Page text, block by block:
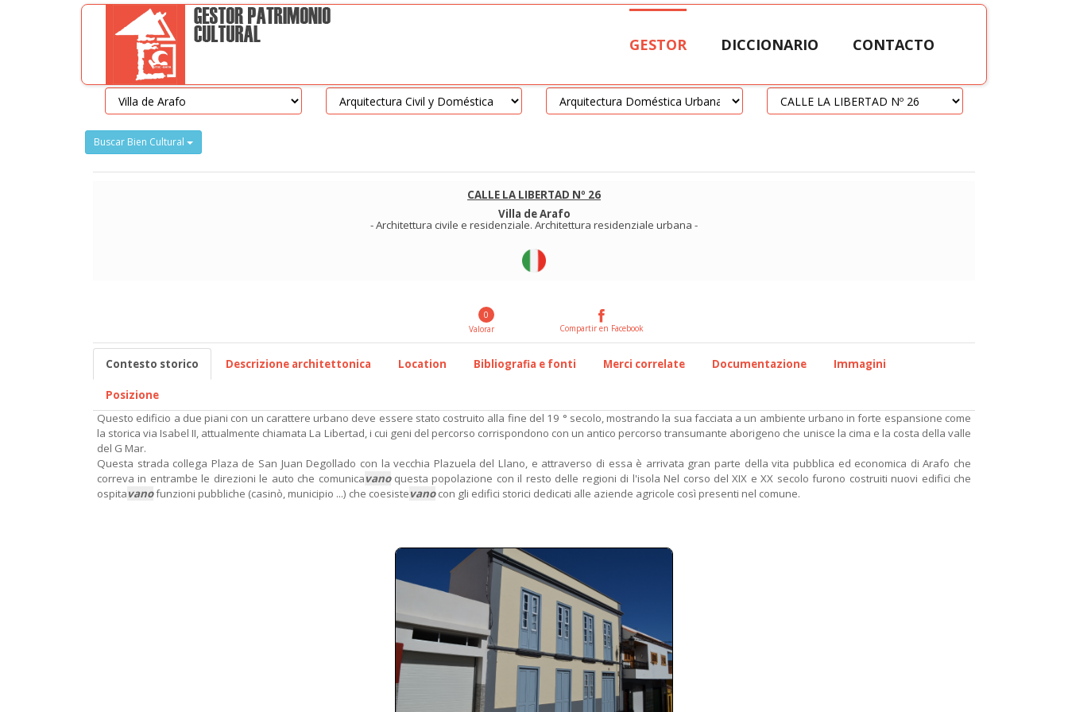
GESTOR DICCIONARIO CONTACTO
Buscar Bien Cultural
CALLE LA LIBERTAD Nº 26
Villa de Arafo
-Architettura civile e residenziale. Architettura residenziale urbana -
0
Valorar
Compartir en Facebook
Contesto storico Descrizione architettonica Location Bibliografia e fonti Merci correlate Documentazione Immagini
Posizione
Questo edificio a due piani con un carattere urbano deve essere stato costruito alla fine del 19 ° secolo, mostrando la sua facciata a un ambiente urbano in forte espansione come
la storica via Isabel II, attualmente chiamata La Libertad, i cui geni del percorso corrispondono con un antico percorso transumante aborigeno che unisce la cima e la costa della valle
del G Mar.
Questa strada collega Plaza de San Juan Degollado con la vecchia Plazuela del Llano, e attraverso di essa è arrivata gran parte della vita pubblica ed economica di Arafo che
correva in entrambe le direzioni le auto che comunicavanoquesta popolazione con il resto delle regioni di l'isola Nel corso del XIX e XX secolo furono costruiti nuovi edifici che
ospitavanofunzioni pubbliche (casinò, municipio ...) che coesistevanocon gli edifici storici dedicati alle aziende agricole così presenti nel comune.